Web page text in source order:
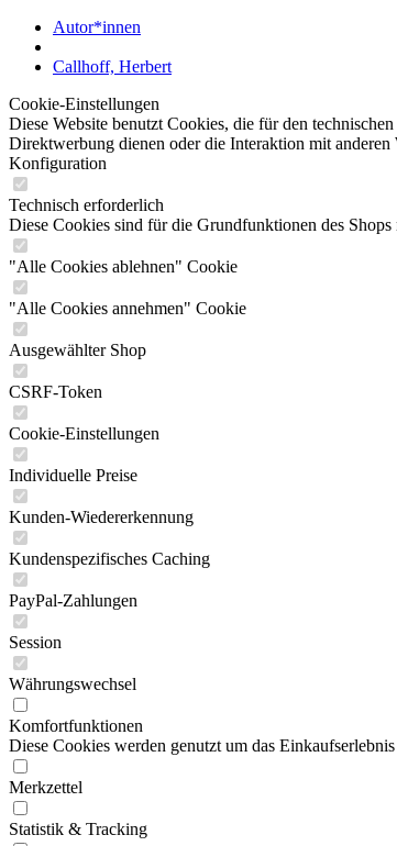
Autor*innen
Callhoff, Herbert
Cookie-Einstellungen
Diese Website benutzt Cookies, die für den
Direktwerbung dienen oder die Interaktion mit
Konfiguration
Technisch erforderlich
Diese Cookies sind für die Grundfunktionen des Shops
"Alle Cookies ablehnen" Cookie
"Alle Cookies annehmen" Cookie
Ausgewählter Shop
CSRF-Token
Cookie-Einstellungen
Individuelle Preise
Kunden-Wiedererkennung
Kundenspezifisches Caching
PayPal-Zahlungen
Session
Währungswechsel
Komfortfunktionen
Diese Cookies werden genutzt um das
Merkzettel
Statistik & Tracking